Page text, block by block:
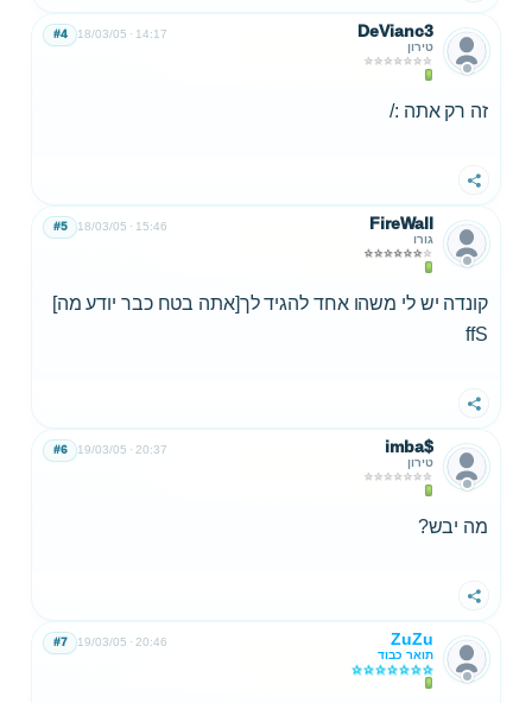
DeVianc3
טירון
18/03/05 14:17
#4
זה רק אתה :/
שתף
FireWall
גורו
18/03/05 15:46
#5
קונדה יש לי משהו אחד להגיד לך[אתה בטח כבר יודע מה]
ffS
שתף
imba$
טירון
19/03/05 20:37
#6
מה יבש?
שתף
ZuZu
תואר כבוד
19/03/05 20:46
#7